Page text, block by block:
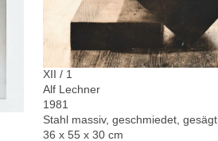
XII / 1
Alf Lechner
1981
Stahl massiv, geschmiedet, gesägt
36 x 55 x 30 cm